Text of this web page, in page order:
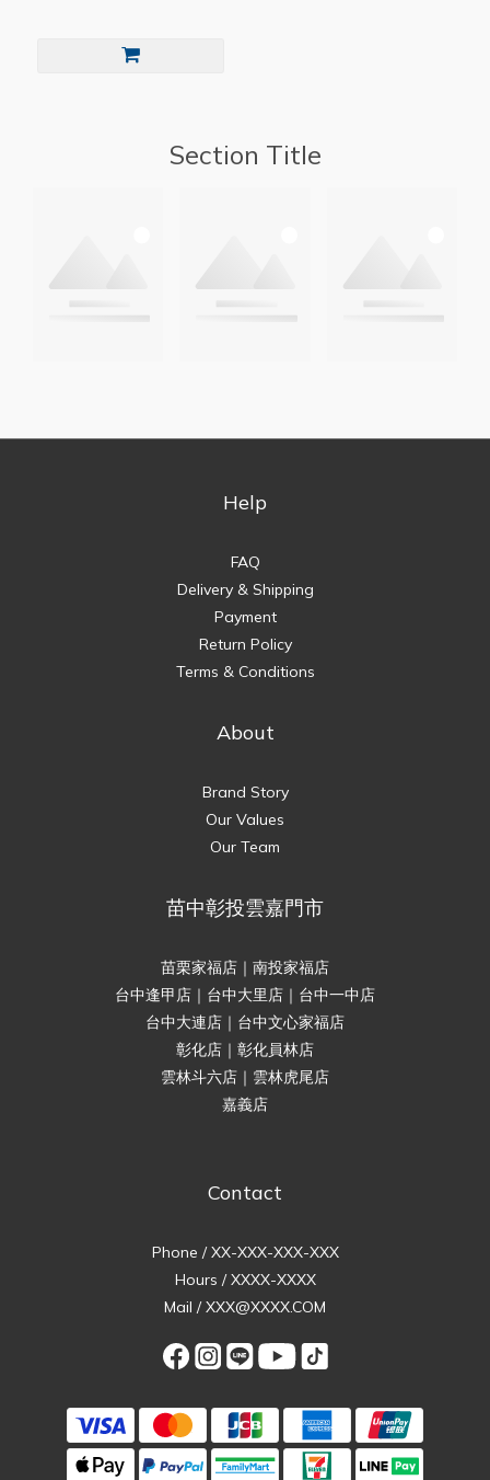
Section Title
Help
FAQ
Delivery & Shipping
Payment
Return Policy
Terms & Conditions
About
Brand Story
Our Values
Our Team
苗中彰投雲嘉門市
苗栗家福店｜南投家福店
台中逢甲店｜台中大里店｜台中一中店
台中大連店｜台中文心家福店
彰化店｜彰化員林店
雲林斗六店｜雲林虎尾店
嘉義店
Contact
Phone / XX-XXX-XXX-XXX
Hours / XXXX-XXXX
Mail / XXX@XXXX.COM